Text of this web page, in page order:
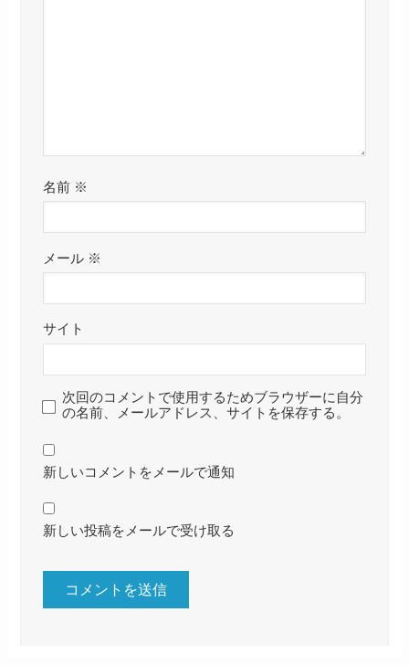
名前 ※
メール ※
サイト
次回のコメントで使用するためブラウザーに自分
の名前、メールアドレス、サイトを保存する。
新しいコメントをメールで通知
新しい投稿をメールで受け取る